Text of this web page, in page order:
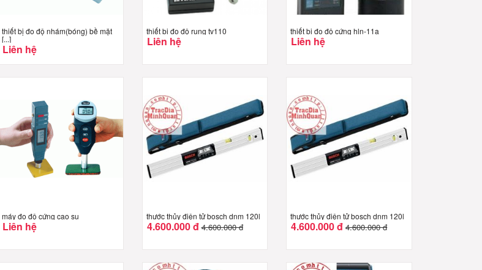
thiết bị đo độ nhám(bóng) bề mặt
[...]
Liên hệ
thiết bị đo độ rung tv110
Liên hệ
thiết bị đo độ cứng hln-11a
Liên hệ
máy đo độ cứng cao su
Liên hệ
thước thủy điện tử bosch dnm 120l
4.600.000 đ 4.600.000 đ
thước thủy điện tử bosch dnm 120l
4.600.000 đ 4.600.000 đ